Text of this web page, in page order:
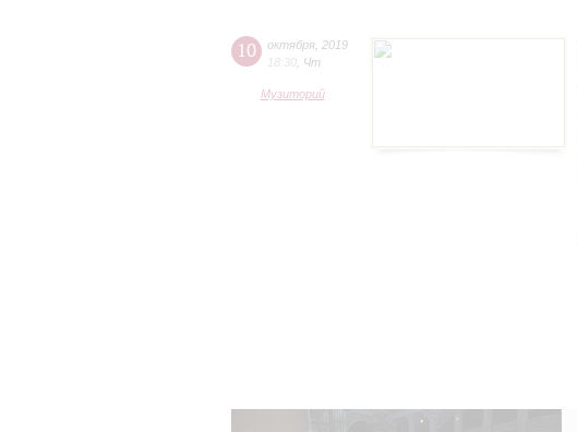
10 октября 2019
18:30 Чт
Музиторий